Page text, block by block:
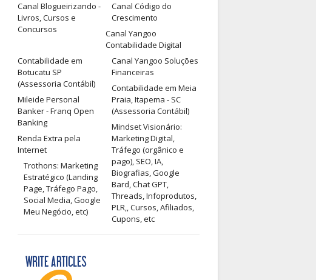
Canal Blogueirizando -
Livros, Cursos e
Concursos
Canal Código do
Crescimento
Canal Yangoo
Contabilidade Digital
Canal Yangoo Soluções
Financeiras
Contabilidade em
Botucatu SP
(Assessoria Contábil)
Contabilidade em Meia
Praia, Itapema - SC
(Assessoria Contábil)
Mileide Personal
Banker - Franq Open
Banking
Mindset Visionário:
Marketing Digital,
Tráfego (orgânico e
pago), SEO, IA,
Biografias, Google
Bard, Chat GPT,
Threads, Infoprodutos,
PLR,, Cursos, Afiliados,
Cupons, etc
Renda Extra pela
Internet
Trothons: Marketing
Estratégico (Landing
Page, Tráfego Pago,
Social Media, Google
Meu Negócio, etc)